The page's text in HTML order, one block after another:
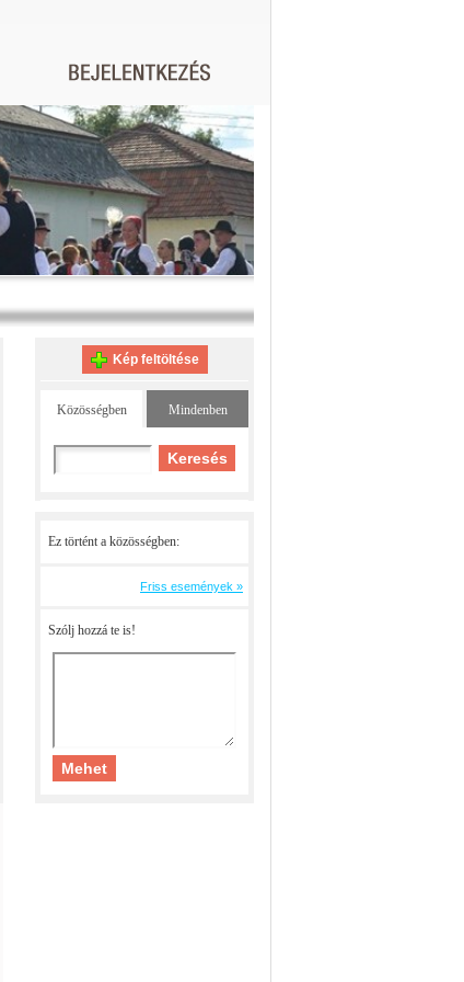
Kép feltöltése
Közösségben Mindenben
Ez történt a közösségben:
Friss események »
Szólj hozzá te is!